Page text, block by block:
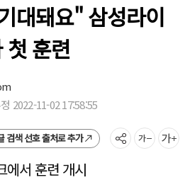
대돼요" 삼성라이
첫 훈련
2022-11-02 17:58:55
검색 선호 출처로 추가
에서 훈련 개시